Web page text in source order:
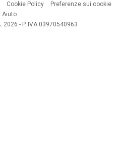
Cookie Policy
Preferenze sui cookie
Aiuto
2026 - P. IVA 03970540963